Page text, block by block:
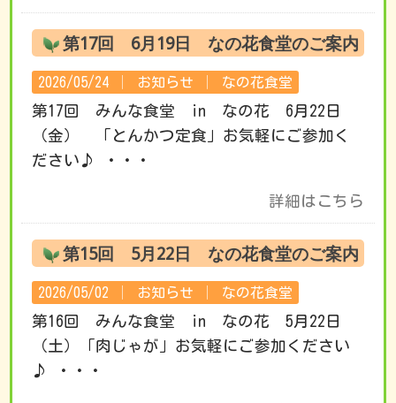
第17回 6月19日 なの花食堂のご案内
2026/05/24 │ お知らせ なの花食堂
第17回 みんな食堂 in なの花 6月22日
（金） 「とんかつ定食」お気軽にご参加く
ださい♪ ・・・
詳細はこちら
第15回 5月22日 なの花食堂のご案内
2026/05/02 │ お知らせ なの花食堂
第16回 みんな食堂 in なの花 5月22日
（土）「肉じゃが」お気軽にご参加ください
♪ ・・・